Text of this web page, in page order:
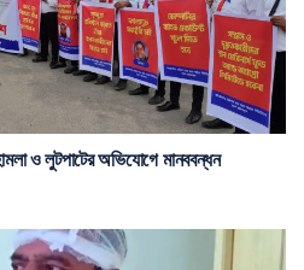
ও লুটপাটের অভিযোগে মানববন্ধন